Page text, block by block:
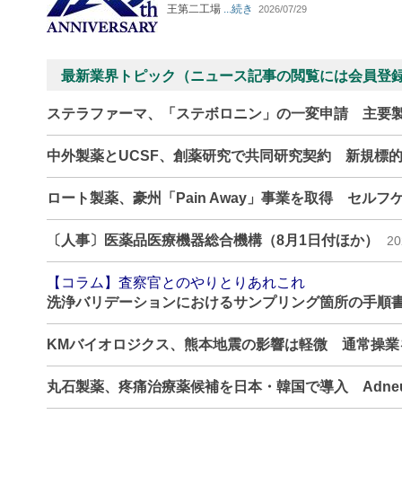
王第二工場 ...続き 2026/07/29
最新業界トピック（ニュース記事の閲覧には会員登
ステラファーマ、「ステボロニン」の一変申請 主要
中外製薬とUCSF、創薬研究で共同研究契約 新規標
ロート製薬、豪州「Pain Away」事業を取得 セルフ
〔人事〕医薬品医療機器総合機構（8月1日付ほか）
【コラム】査察官とのやりとりあれこれ
洗浄バリデーションにおけるサンプリング箇所の手順
KMバイオロジクス、熊本地震の影響は軽微 通常操
丸石製薬、疼痛治療薬候補を日本・韓国で導入